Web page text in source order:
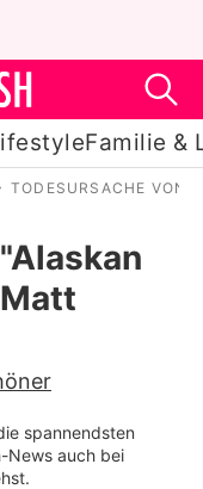
Familie &
TODESURSACHE VON
spannendsten
News auch bei